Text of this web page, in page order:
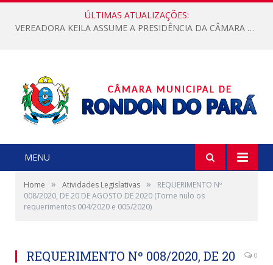
ÚLTIMAS ATUALIZAÇÕES:
VEREADORA KEILA ASSUME A PRESIDÊNCIA DA CÂMARA MUNICIPAL.
MENU
Home » Atividades Legislativas »
REQUERIMENTO Nº
008/2020, DE 20 DE AGOSTO DE 2020 (Torne nulo os
requerimentos 004/2020 e 005/2020)
REQUERIMENTO Nº 008/2020, DE 20
0